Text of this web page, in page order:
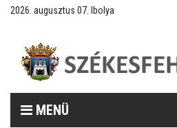
2026. augusztus 07. Ibolya
MENÜ